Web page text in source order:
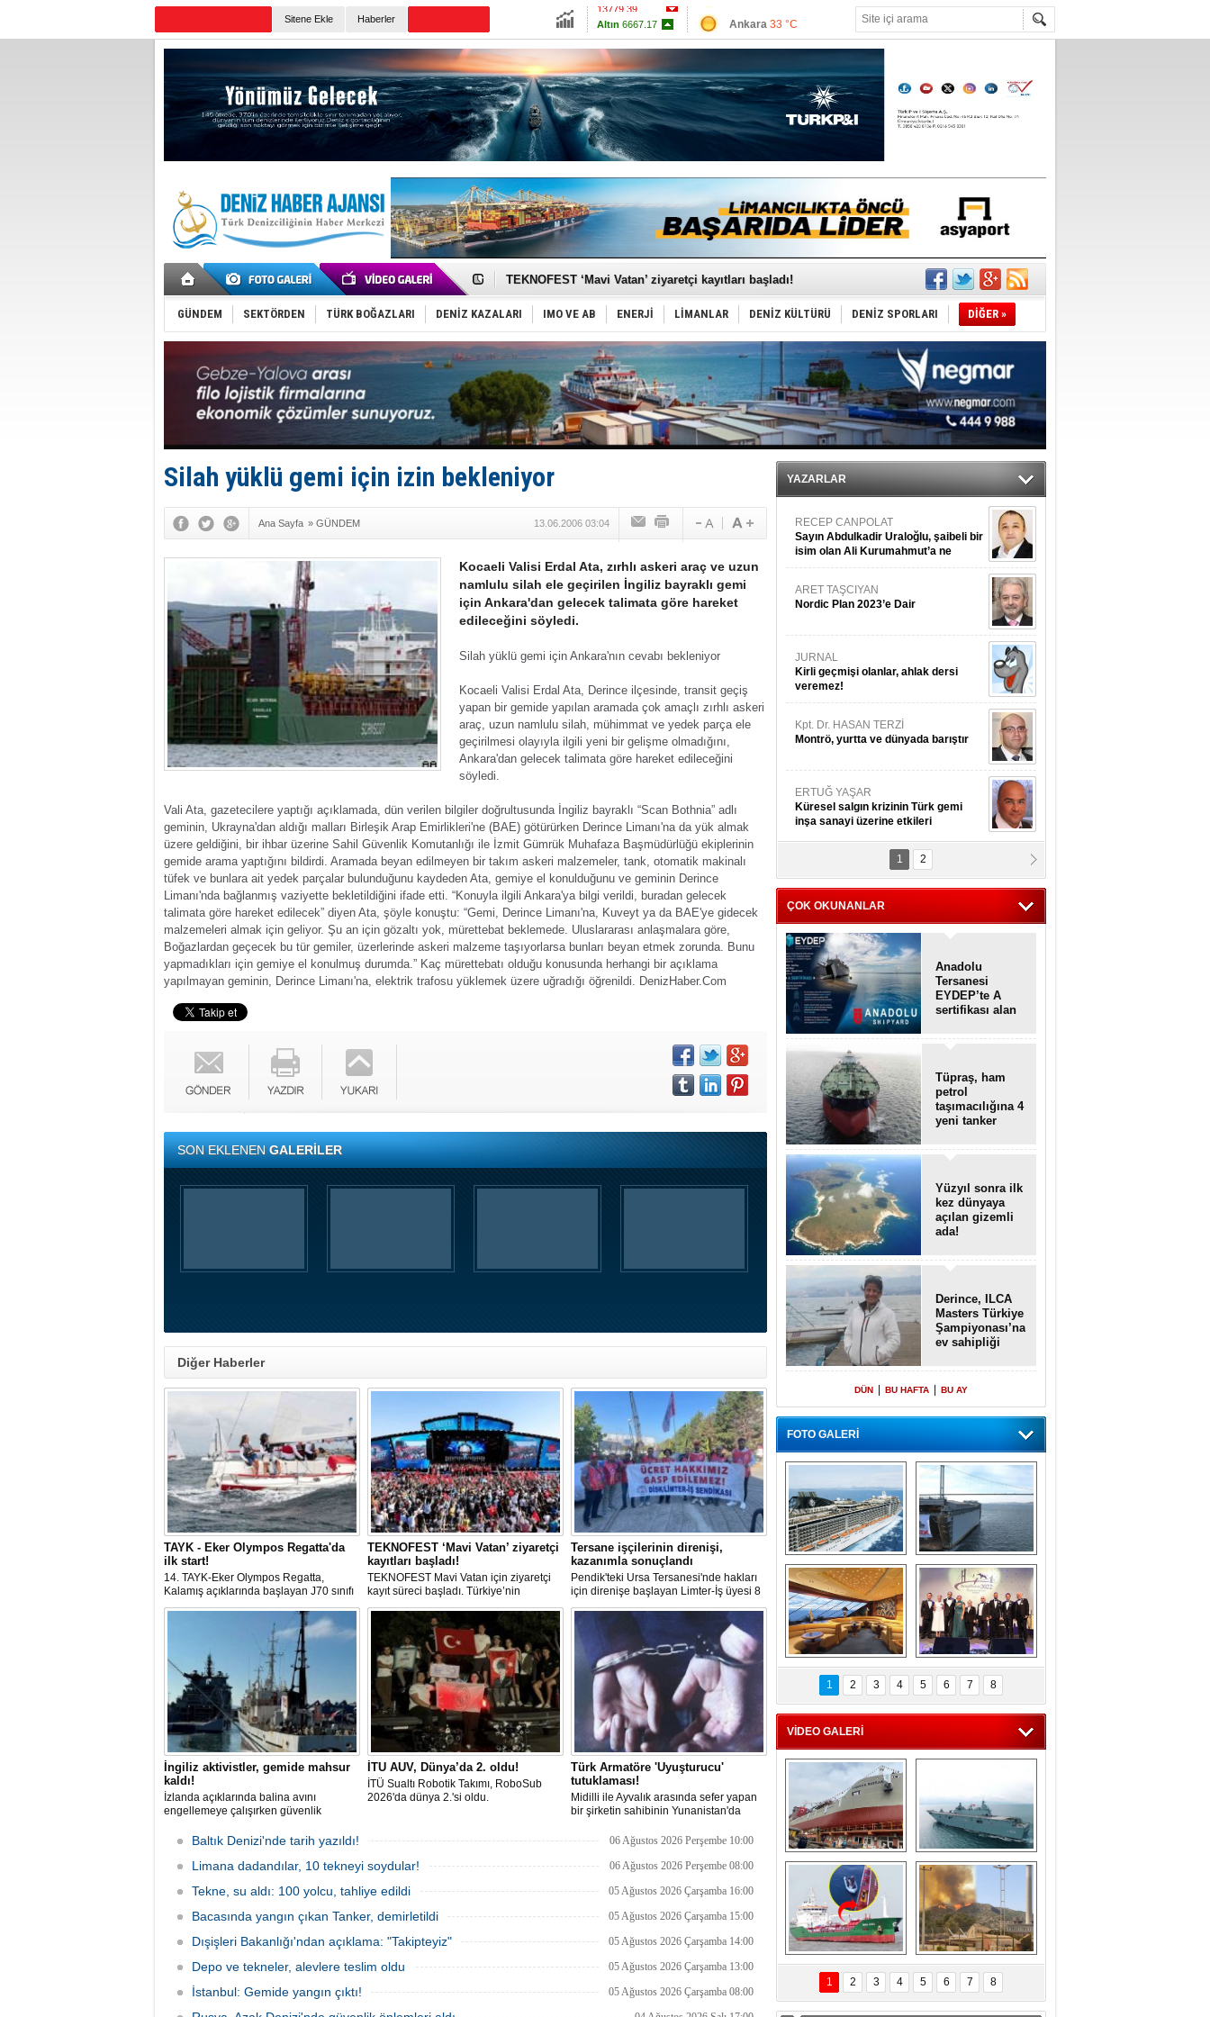
Sitene Ekle Haberler
Altın
6667.17
Euro55.1957
Ankara 33 °C
Antalya31 °C
Muğla 32 °C
Çanakkale 34 °C
TAYK - Eker Olympos Regatta'da ilk start!
TEKNOFEST ‘Mavi Vatan’ ziyaretçi kayıtları başladı!
Tersane işçilerinin direnişi, kazanımla sonuçlandı
İngiliz aktivistler, gemide mahsur kaldı!
FESCO, Karadeniz'de yeni sevkiyat taleplerini durdurdu
DESE, BIMCO’ya katıldı
GİMBİRDER gemi inşa yan sanayinin sorunlarını tartıştı
35 milyon TL'lik tekne projesinde karar çıktı
İnsansız cankurtaran ihalesini BlueForge kazandı
Yüzyıl sonra ilk kez dünyaya açılan gizemli ada!
Anadolu Tersanesi EYDEP’te A sertifikası alan ilk tersane oldu
Derince, ILCA Masters Türkiye Şampiyonası’na ev sahipliği yapacak
Tüpraş, ham petrol taşımacılığına 4 yeni tanker daha ekliyor
İTU AUV, Dünya’da 2. oldu!
GÜNDEM SEKTÖRDEN TÜRK BOĞAZLARI DENİZ KAZALARI IMO VE AB ENERJİ LİMANLAR DENİZ KÜLTÜRÜ DENİZ SPORLARI DİĞER »
Silah yüklü gemi için izin bekleniyor
Ana Sayfa » GÜNDEM 13.06.2006 03:04
Kocaeli Valisi Erdal Ata, zırhlı askeri araç ve uzun
namlulu silah ele geçirilen İngiliz bayraklı gemi
için Ankara'dan gelecek talimata göre hareket
edileceğini söyledi.
Silah yüklü gemi için Ankara'nın cevabı bekleniyor
Kocaeli Valisi Erdal Ata, Derince ilçesinde, transit geçiş
yapan bir gemide yapılan aramada çok amaçlı zırhlı askeri
araç, uzun namlulu silah, mühimmat ve yedek parça ele
geçirilmesi olayıyla ilgili yeni bir gelişme olmadığını,
Ankara'dan gelecek talimata göre hareket edileceğini
söyledi.
Vali Ata, gazetecilere yaptığı açıklamada, dün verilen bilgiler doğrultusunda İngiliz bayraklı “Scan Bothnia” adlı
geminin, Ukrayna'dan aldığı malları Birleşik Arap Emirlikleri'ne (BAE) götürürken Derince Limanı'na da yük almak
üzere geldiğini, bir ihbar üzerine Sahil Güvenlik Komutanlığı ile İzmit Gümrük Muhafaza Başmüdürlüğü ekiplerinin
gemide arama yaptığını bildirdi. Aramada beyan edilmeyen bir takım askeri malzemeler, tank, otomatik makinalı
tüfek ve bunlara ait yedek parçalar bulunduğunu kaydeden Ata, gemiye el konulduğunu ve geminin Derince
Limanı'nda bağlanmış vaziyette bekletildiğini ifade etti. “Konuyla ilgili Ankara'ya bilgi verildi, buradan gelecek
talimata göre hareket edilecek” diyen Ata, şöyle konuştu: “Gemi, Derince Limanı'na, Kuveyt ya da BAE'ye gidecek
malzemeleri almak için geliyor. Şu an için gözaltı yok, mürettebat beklemede. Uluslararası anlaşmalara göre,
Boğazlardan geçecek bu tür gemiler, üzerlerinde askeri malzeme taşıyorlarsa bunları beyan etmek zorunda. Bunu
yapmadıkları için gemiye el konulmuş durumda.” Kaç mürettebatı olduğu konusunda herhangi bir açıklama
yapılmayan geminin, Derince Limanı'na, elektrik trafosu yüklemek üzere uğradığı öğrenildi. DenizHaber.Com
SON EKLENENGALERİLER
Diğer Haberler
TAYK - Eker Olympos Regatta'da
ilk start!
14. TAYK-Eker Olympos Regatta,
Kalamış açıklarında başlayan J70 sınıfı
yarışlarıyla ilk startını verdi. İstanbul'u 10
gün boyunca yelken coşkusuyla
buluşturacak organizasyonun ilk
gününde 9 tekne rüzgârla buluştu.
TEKNOFEST ‘Mavi Vatan’ ziyaretçi
kayıtları başladı!
TEKNOFEST Mavi Vatan için ziyaretçi
kayıt süreci başladı. Türkiye’nin
denizcilik ve savunma teknolojilerine
odaklanan etkinliği, 20-23 Ağustos
tarihleri arasında Gölcük Tersanesi
Komutanlığı’nda gerçekleştirilecek.
Tersane işçilerinin direnişi,
kazanımla sonuçlandı
Pendik'teki Ursa Tersanesi'nde hakları
için direnişe başlayan Limter-İş üyesi 8
işçinin mücadelesi sonuç verdi. İşveren,
arabulucu görüşmesinde tüm
alacakların ödenmesini kabul etti.
Sendika, sözlerin tutulmaması halinde
direnişin süreceğini açıkladı
İngiliz aktivistler, gemide mahsur
kaldı!
İzlanda açıklarında balina avını
engellemeye çalışırken güvenlik
protesto gemisindeki 21 çevre aktivisti,
günlerdir gemiden çıkmalarına izin
verilmediğini ve temel haklarının ihlal
Britanyalı aktivist de bulunuyor.
İTU AUV, Dünya’da 2. oldu!
İTÜ Sualtı Robotik Takımı, RoboSub
2026'da dünya 2.'si oldu.
Türk Armatöre 'Uyuşturucu'
tutuklaması!
Midilli ile Ayvalık arasında sefer yapan
bir şirketin sahibinin Yunanistan'da
Baltık Denizi'nde tarih yazıldı! 06 Ağustos 2026 Perşembe 10:00
Limana dadandılar, 10 tekneyi soydular! 06 Ağustos 2026 Perşembe 08:00
Tekne, su aldı: 100 yolcu, tahliye edildi 05 Ağustos 2026 Çarşamba 16:00
Bacasında yangın çıkan Tanker, demirletildi 05 Ağustos 2026 Çarşamba 15:00
Dışişleri Bakanlığı'ndan açıklama: "Takipteyiz" 05 Ağustos 2026 Çarşamba 14:00
Depo ve tekneler, alevlere teslim oldu 05 Ağustos 2026 Çarşamba 13:00
İstanbul: Gemide yangın çıktı! 05 Ağustos 2026 Çarşamba 08:00
YAZARLAR
RECEP CANPOLAT
Sayın Abdulkadir Uraloğlu, şaibeli bir
isim olan Ali Kurumahmut’a ne
danışıyorsunuz?
ARET TAŞCIYAN
Nordic Plan 2023’e Dair
JURNAL
Kirli geçmişi olanlar, ahlak dersi
veremez!
Kpt. Dr. HASAN TERZİ
Montrö, yurtta ve dünyada barıştır
ERTUĞ YAŞAR
Küresel salgın krizinin Türk gemi
inşa sanayi üzerine etkileri
Kpt. MESUT AZMİ GÖKSOY
ithafen...
1 2
ÇOK OKUNANLAR
Anadolu
Tersanesi
EYDEP’te A
sertifikası alan
Tüpraş, ham
petrol
taşımacılığına 4
yeni tanker
Yüzyıl sonra ilk
kez dünyaya
açılan gizemli
ada!
Derince, ILCA
Masters Türkiye
Şampiyonası’na
ev sahipliği
DÜN BU HAFTA BU AY
FOTO GALERİ
“Gemi içinde gemi”
konsepti ile MSC
Splendida
Dünyada tek!
Denizaltı yüzer
havuzu intikal
seyrine başladı
MSC'den 55 milyon
euroluk turizm geliri
müjdesi
5. Bosphorus Ship
Brokers Dinner,
İstanbul’da yapıldı
1 2 3 4 5 6 7 8
VİDEO GALERİ
Çeksan Tersanesi,
Başaran Bayrak
tankerini suya
indirdi
TCG Anadolu,
tersane teknik
seyrini tamamladı
Göçmenlerin
imdadına Türk
sahipli MINA DENIZ
yetişti
Milas’taki yangın
yeniden termik
santrallere doğru
ilerliyor
1 2 3 4 5 6 7 8